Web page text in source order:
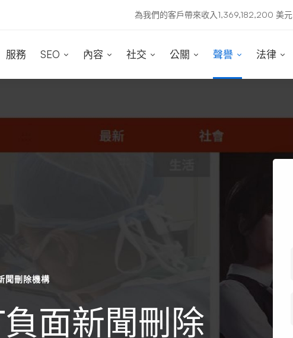
為我們的客戶帶來收入1,369,182,200 美元
服務 SEO 內容 社交 公關 聲譽 法律
聞刪除機構
面新聞刪除